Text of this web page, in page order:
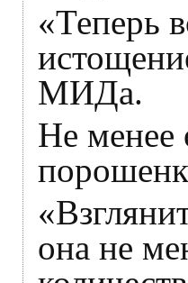
«Теперь
МИДа.
Не менее
она не